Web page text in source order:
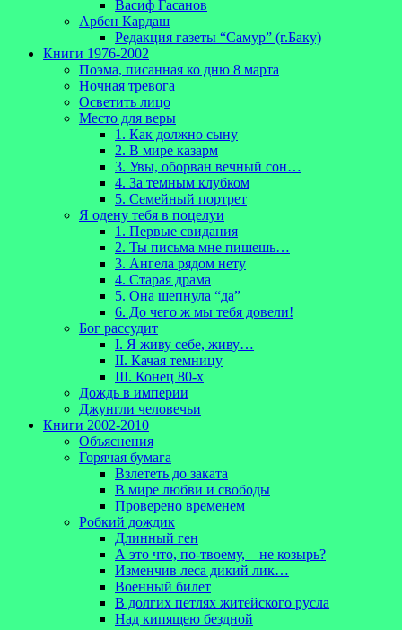
Васиф Гасанов
Арбен Кардаш
Редакция газеты “Самур” (г.Баку)
Книги 1976-2002
Поэма, писанная ко дню 8 марта
Ночная тревога
Осветить лицо
Место для веры
1. Как должно сыну
2. В мире казарм
3. Увы, оборван вечный сон…
4. За темным клубком
5. Семейный портрет
Я одену тебя в поцелуи
1. Первые свидания
2. Ты письма мне пишешь…
3. Ангела рядом нету
4. Старая драма
5. Она шепнула “да”
6. До чего ж мы тебя довели!
Бог рассудит
I. Я живу себе, живу…
II. Качая темницу
III. Конец 80-х
Дождь в империи
Джунгли человечьи
Книги 2002-2010
Объяснения
Горячая бумага
Взлететь до заката
В мире любви и свободы
Проверено временем
Робкий дождик
Длинный ген
А это что, по-твоему, – не козырь?
Изменчив леса дикий лик…
Военный билет
В долгих петлях житейского русла
Над кипящею бездной